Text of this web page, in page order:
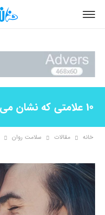
10 علامتی که نشان می‌دهد رابطه شما سالم است
خانه مقالات سلامت روان